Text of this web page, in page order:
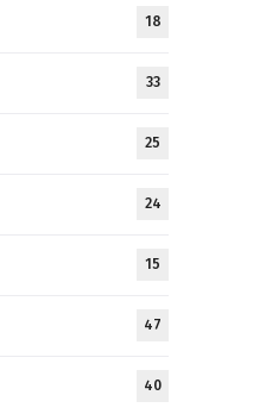
18
33
25
24
15
47
40